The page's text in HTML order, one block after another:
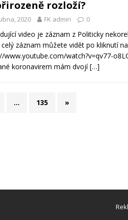
rozloží?
2020 FK admin 0
video je záznam z Politicky
záznam můžete vidět po kliknutí
www.youtube.com/watch?v=qv77-
koronavirem mám dvojí[…]
… 135 »